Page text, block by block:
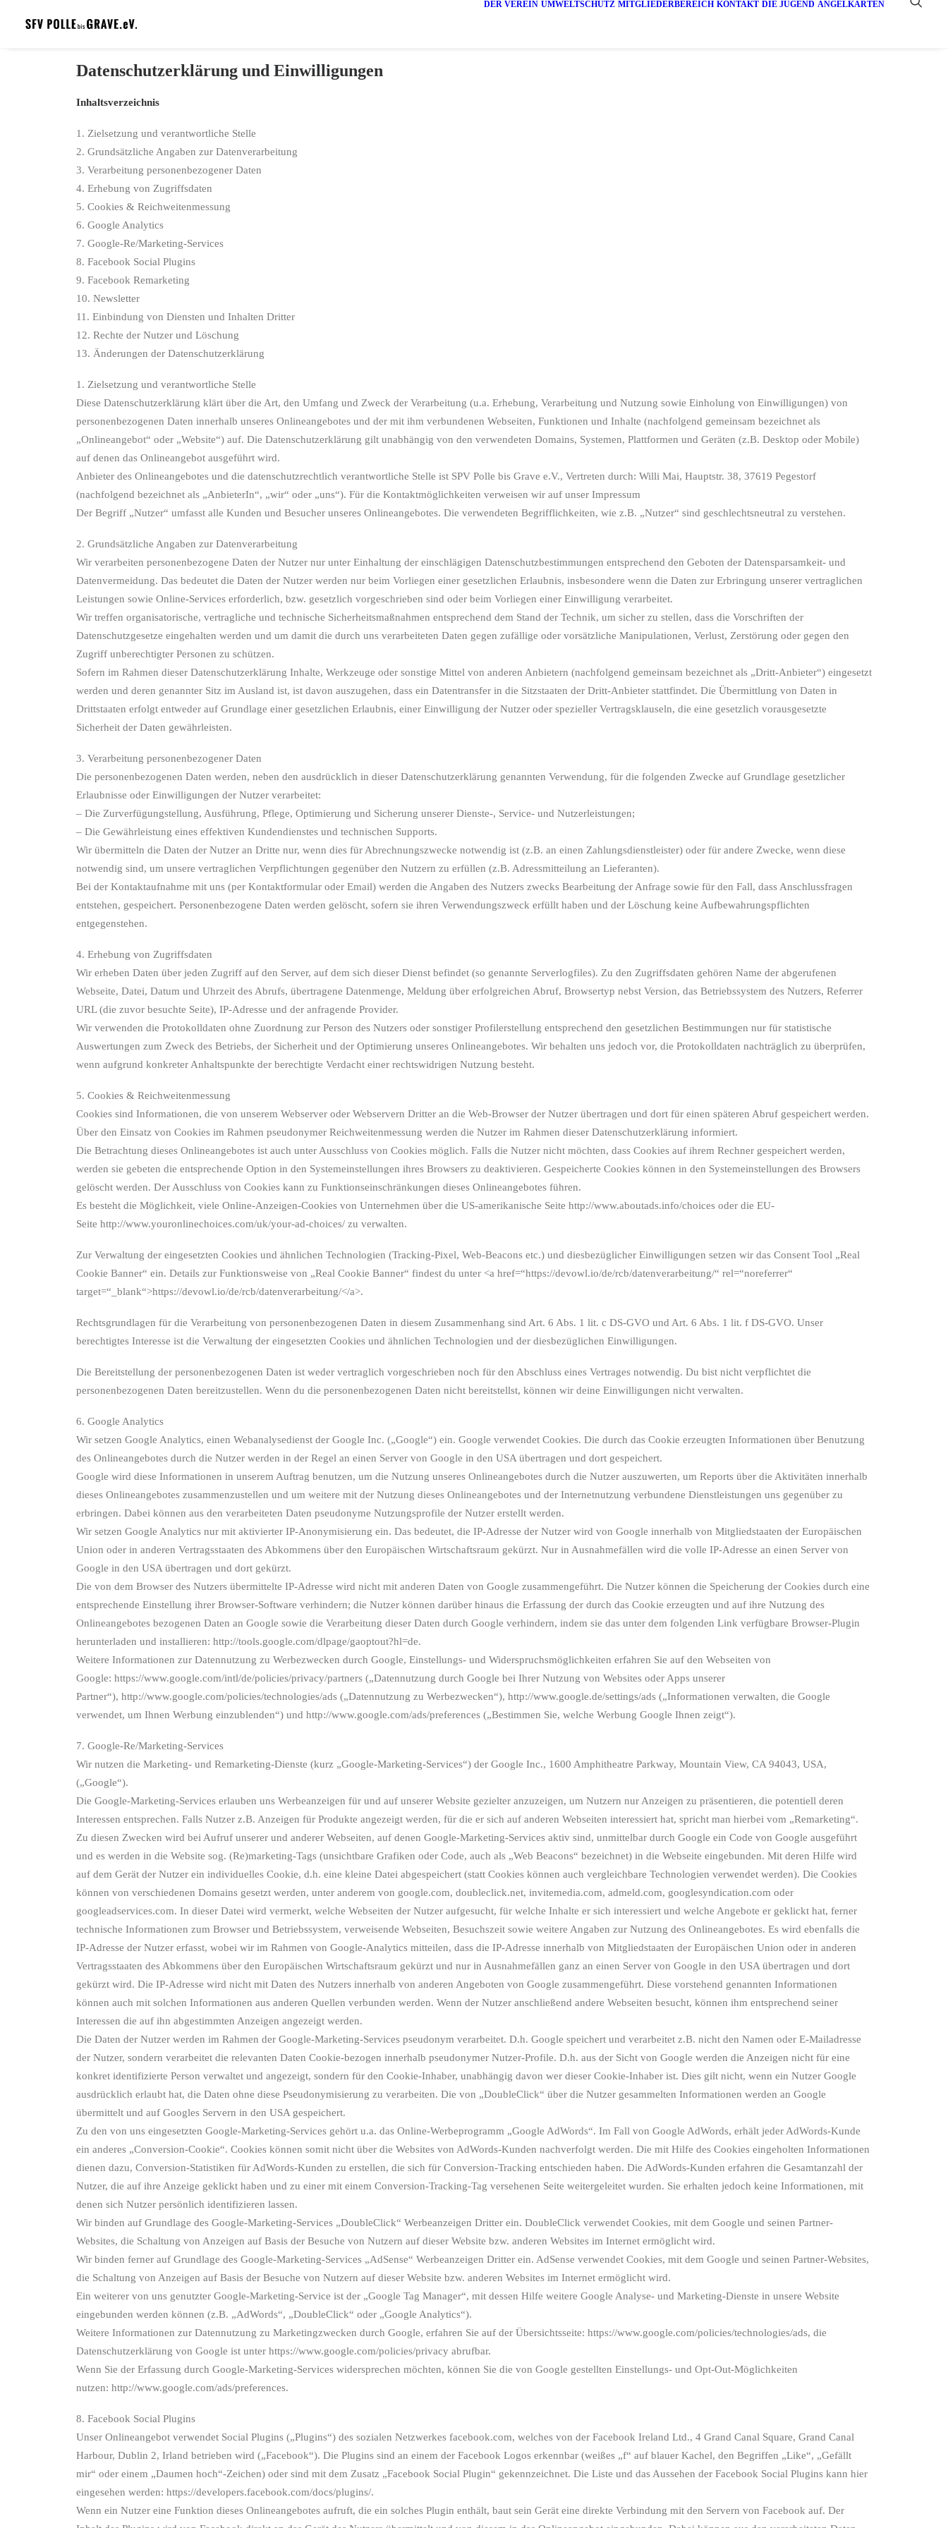
DER VEREIN UMWELTSCHUTZ MITGLIEDERBEREICH KONTAKT DIE JUGEND ANGELKARTEN
Datenschutzerklärung und Einwilligungen
Inhaltsverzeichnis
1. Zielsetzung und verantwortliche Stelle
2. Grundsätzliche Angaben zur Datenverarbeitung
3. Verarbeitung personenbezogener Daten
4. Erhebung von Zugriffsdaten
5. Cookies & Reichweitenmessung
6. Google Analytics
7. Google-Re/Marketing-Services
8. Facebook Social Plugins
9. Facebook Remarketing
10. Newsletter
11. Einbindung von Diensten und Inhalten Dritter
12. Rechte der Nutzer und Löschung
13. Änderungen der Datenschutzerklärung
1. Zielsetzung und verantwortliche Stelle
Diese Datenschutzerklärung klärt über die Art, den Umfang und Zweck der Verarbeitung (u.a. Erhebung, Verarbeitung und Nutzung sowie Einholung von Einwilligungen) von
personenbezogenen Daten innerhalb unseres Onlineangebotes und der mit ihm verbundenen Webseiten, Funktionen und Inhalte (nachfolgend gemeinsam bezeichnet als
„Onlineangebot“ oder „Website“) auf. Die Datenschutzerklärung gilt unabhängig von den verwendeten Domains, Systemen, Plattformen und Geräten (z.B. Desktop oder Mobile)
auf denen das Onlineangebot ausgeführt wird.
Anbieter des Onlineangebotes und die datenschutzrechtlich verantwortliche Stelle ist SPV Polle bis Grave e.V., Vertreten durch: Willi Mai, Hauptstr. 38, 37619 Pegestorf
(nachfolgend bezeichnet als „AnbieterIn“, „wir“ oder „uns“). Für die Kontaktmöglichkeiten verweisen wir auf unser Impressum
Der Begriff „Nutzer“ umfasst alle Kunden und Besucher unseres Onlineangebotes. Die verwendeten Begrifflichkeiten, wie z.B. „Nutzer“ sind geschlechtsneutral zu verstehen.
2. Grundsätzliche Angaben zur Datenverarbeitung
Wir verarbeiten personenbezogene Daten der Nutzer nur unter Einhaltung der einschlägigen Datenschutzbestimmungen entsprechend den Geboten der Datensparsamkeit- und
Datenvermeidung. Das bedeutet die Daten der Nutzer werden nur beim Vorliegen einer gesetzlichen Erlaubnis, insbesondere wenn die Daten zur Erbringung unserer vertraglichen
Leistungen sowie Online-Services erforderlich, bzw. gesetzlich vorgeschrieben sind oder beim Vorliegen einer Einwilligung verarbeitet.
Wir treffen organisatorische, vertragliche und technische Sicherheitsmaßnahmen entsprechend dem Stand der Technik, um sicher zu stellen, dass die Vorschriften der
Datenschutzgesetze eingehalten werden und um damit die durch uns verarbeiteten Daten gegen zufällige oder vorsätzliche Manipulationen, Verlust, Zerstörung oder gegen den
Zugriff unberechtigter Personen zu schützen.
Sofern im Rahmen dieser Datenschutzerklärung Inhalte, Werkzeuge oder sonstige Mittel von anderen Anbietern (nachfolgend gemeinsam bezeichnet als „Dritt-Anbieter“) eingesetzt
werden und deren genannter Sitz im Ausland ist, ist davon auszugehen, dass ein Datentransfer in die Sitzstaaten der Dritt-Anbieter stattfindet. Die Übermittlung von Daten in
Drittstaaten erfolgt entweder auf Grundlage einer gesetzlichen Erlaubnis, einer Einwilligung der Nutzer oder spezieller Vertragsklauseln, die eine gesetzlich vorausgesetzte
Sicherheit der Daten gewährleisten.
3. Verarbeitung personenbezogener Daten
Die personenbezogenen Daten werden, neben den ausdrücklich in dieser Datenschutzerklärung genannten Verwendung, für die folgenden Zwecke auf Grundlage gesetzlicher
Erlaubnisse oder Einwilligungen der Nutzer verarbeitet:
– Die Zurverfügungstellung, Ausführung, Pflege, Optimierung und Sicherung unserer Dienste-, Service- und Nutzerleistungen;
– Die Gewährleistung eines effektiven Kundendienstes und technischen Supports.
Wir übermitteln die Daten der Nutzer an Dritte nur, wenn dies für Abrechnungszwecke notwendig ist (z.B. an einen Zahlungsdienstleister) oder für andere Zwecke, wenn diese
notwendig sind, um unsere vertraglichen Verpflichtungen gegenüber den Nutzern zu erfüllen (z.B. Adressmitteilung an Lieferanten).
Bei der Kontaktaufnahme mit uns (per Kontaktformular oder Email) werden die Angaben des Nutzers zwecks Bearbeitung der Anfrage sowie für den Fall, dass Anschlussfragen
entstehen, gespeichert. Personenbezogene Daten werden gelöscht, sofern sie ihren Verwendungszweck erfüllt haben und der Löschung keine Aufbewahrungspflichten
entgegenstehen.
4. Erhebung von Zugriffsdaten
Wir erheben Daten über jeden Zugriff auf den Server, auf dem sich dieser Dienst befindet (so genannte Serverlogfiles). Zu den Zugriffsdaten gehören Name der abgerufenen
Webseite, Datei, Datum und Uhrzeit des Abrufs, übertragene Datenmenge, Meldung über erfolgreichen Abruf, Browsertyp nebst Version, das Betriebssystem des Nutzers, Referrer
URL (die zuvor besuchte Seite), IP-Adresse und der anfragende Provider.
Wir verwenden die Protokolldaten ohne Zuordnung zur Person des Nutzers oder sonstiger Profilerstellung entsprechend den gesetzlichen Bestimmungen nur für statistische
Auswertungen zum Zweck des Betriebs, der Sicherheit und der Optimierung unseres Onlineangebotes. Wir behalten uns jedoch vor, die Protokolldaten nachträglich zu überprüfen,
wenn aufgrund konkreter Anhaltspunkte der berechtigte Verdacht einer rechtswidrigen Nutzung besteht.
5. Cookies & Reichweitenmessung
Cookies sind Informationen, die von unserem Webserver oder Webservern Dritter an die Web-Browser der Nutzer übertragen und dort für einen späteren Abruf gespeichert werden.
Über den Einsatz von Cookies im Rahmen pseudonymer Reichweitenmessung werden die Nutzer im Rahmen dieser Datenschutzerklärung informiert.
Die Betrachtung dieses Onlineangebotes ist auch unter Ausschluss von Cookies möglich. Falls die Nutzer nicht möchten, dass Cookies auf ihrem Rechner gespeichert werden,
werden sie gebeten die entsprechende Option in den Systemeinstellungen ihres Browsers zu deaktivieren. Gespeicherte Cookies können in den Systemeinstellungen des Browsers
gelöscht werden. Der Ausschluss von Cookies kann zu Funktionseinschränkungen dieses Onlineangebotes führen.
Es besteht die Möglichkeit, viele Online-Anzeigen-Cookies von Unternehmen über die US-amerikanische Seite http://www.aboutads.info/choices oder die EU-
Seite http://www.youronlinechoices.com/uk/your-ad-choices/ zu verwalten.
Zur Verwaltung der eingesetzten Cookies und ähnlichen Technologien (Tracking-Pixel, Web-Beacons etc.) und diesbezüglicher Einwilligungen setzen wir das Consent Tool „Real
Cookie Banner“ ein. Details zur Funktionsweise von „Real Cookie Banner“ findest du unter <a href=“https://devowl.io/de/rcb/datenverarbeitung/“ rel=“noreferrer“
target=“_blank“>https://devowl.io/de/rcb/datenverarbeitung/</a>.
Rechtsgrundlagen für die Verarbeitung von personenbezogenen Daten in diesem Zusammenhang sind Art. 6 Abs. 1 lit. c DS-GVO und Art. 6 Abs. 1 lit. f DS-GVO. Unser
berechtigtes Interesse ist die Verwaltung der eingesetzten Cookies und ähnlichen Technologien und der diesbezüglichen Einwilligungen.
Die Bereitstellung der personenbezogenen Daten ist weder vertraglich vorgeschrieben noch für den Abschluss eines Vertrages notwendig. Du bist nicht verpflichtet die
personenbezogenen Daten bereitzustellen. Wenn du die personenbezogenen Daten nicht bereitstellst, können wir deine Einwilligungen nicht verwalten.
6. Google Analytics
Wir setzen Google Analytics, einen Webanalysedienst der Google Inc. („Google“) ein. Google verwendet Cookies. Die durch das Cookie erzeugten Informationen über Benutzung
des Onlineangebotes durch die Nutzer werden in der Regel an einen Server von Google in den USA übertragen und dort gespeichert.
Google wird diese Informationen in unserem Auftrag benutzen, um die Nutzung unseres Onlineangebotes durch die Nutzer auszuwerten, um Reports über die Aktivitäten innerhalb
dieses Onlineangebotes zusammenzustellen und um weitere mit der Nutzung dieses Onlineangebotes und der Internetnutzung verbundene Dienstleistungen uns gegenüber zu
erbringen. Dabei können aus den verarbeiteten Daten pseudonyme Nutzungsprofile der Nutzer erstellt werden.
Wir setzen Google Analytics nur mit aktivierter IP-Anonymisierung ein. Das bedeutet, die IP-Adresse der Nutzer wird von Google innerhalb von Mitgliedstaaten der Europäischen
Union oder in anderen Vertragsstaaten des Abkommens über den Europäischen Wirtschaftsraum gekürzt. Nur in Ausnahmefällen wird die volle IP-Adresse an einen Server von
Google in den USA übertragen und dort gekürzt.
Die von dem Browser des Nutzers übermittelte IP-Adresse wird nicht mit anderen Daten von Google zusammengeführt. Die Nutzer können die Speicherung der Cookies durch eine
entsprechende Einstellung ihrer Browser-Software verhindern; die Nutzer können darüber hinaus die Erfassung der durch das Cookie erzeugten und auf ihre Nutzung des
Onlineangebotes bezogenen Daten an Google sowie die Verarbeitung dieser Daten durch Google verhindern, indem sie das unter dem folgenden Link verfügbare Browser-Plugin
herunterladen und installieren: http://tools.google.com/dlpage/gaoptout?hl=de.
Weitere Informationen zur Datennutzung zu Werbezwecken durch Google, Einstellungs- und Widerspruchsmöglichkeiten erfahren Sie auf den Webseiten von
Google: https://www.google.com/intl/de/policies/privacy/partners („Datennutzung durch Google bei Ihrer Nutzung von Websites oder Apps unserer
Partner“), http://www.google.com/policies/technologies/ads („Datennutzung zu Werbezwecken“), http://www.google.de/settings/ads („Informationen verwalten, die Google
verwendet, um Ihnen Werbung einzublenden“) und http://www.google.com/ads/preferences („Bestimmen Sie, welche Werbung Google Ihnen zeigt“).
7. Google-Re/Marketing-Services
Wir nutzen die Marketing- und Remarketing-Dienste (kurz „Google-Marketing-Services“) der Google Inc., 1600 Amphitheatre Parkway, Mountain View, CA 94043, USA,
(„Google“).
Die Google-Marketing-Services erlauben uns Werbeanzeigen für und auf unserer Website gezielter anzuzeigen, um Nutzern nur Anzeigen zu präsentieren, die potentiell deren
Interessen entsprechen. Falls Nutzer z.B. Anzeigen für Produkte angezeigt werden, für die er sich auf anderen Webseiten interessiert hat, spricht man hierbei vom „Remarketing“.
Zu diesen Zwecken wird bei Aufruf unserer und anderer Webseiten, auf denen Google-Marketing-Services aktiv sind, unmittelbar durch Google ein Code von Google ausgeführt
und es werden in die Website sog. (Re)marketing-Tags (unsichtbare Grafiken oder Code, auch als „Web Beacons“ bezeichnet) in die Webseite eingebunden. Mit deren Hilfe wird
auf dem Gerät der Nutzer ein individuelles Cookie, d.h. eine kleine Datei abgespeichert (statt Cookies können auch vergleichbare Technologien verwendet werden). Die Cookies
können von verschiedenen Domains gesetzt werden, unter anderem von google.com, doubleclick.net, invitemedia.com, admeld.com, googlesyndication.com oder
googleadservices.com. In dieser Datei wird vermerkt, welche Webseiten der Nutzer aufgesucht, für welche Inhalte er sich interessiert und welche Angebote er geklickt hat, ferner
technische Informationen zum Browser und Betriebssystem, verweisende Webseiten, Besuchszeit sowie weitere Angaben zur Nutzung des Onlineangebotes. Es wird ebenfalls die
IP-Adresse der Nutzer erfasst, wobei wir im Rahmen von Google-Analytics mitteilen, dass die IP-Adresse innerhalb von Mitgliedstaaten der Europäischen Union oder in anderen
Vertragsstaaten des Abkommens über den Europäischen Wirtschaftsraum gekürzt und nur in Ausnahmefällen ganz an einen Server von Google in den USA übertragen und dort
gekürzt wird. Die IP-Adresse wird nicht mit Daten des Nutzers innerhalb von anderen Angeboten von Google zusammengeführt. Diese vorstehend genannten Informationen
können auch mit solchen Informationen aus anderen Quellen verbunden werden. Wenn der Nutzer anschließend andere Webseiten besucht, können ihm entsprechend seiner
Interessen die auf ihn abgestimmten Anzeigen angezeigt werden.
Die Daten der Nutzer werden im Rahmen der Google-Marketing-Services pseudonym verarbeitet. D.h. Google speichert und verarbeitet z.B. nicht den Namen oder E-Mailadresse
der Nutzer, sondern verarbeitet die relevanten Daten Cookie-bezogen innerhalb pseudonymer Nutzer-Profile. D.h. aus der Sicht von Google werden die Anzeigen nicht für eine
konkret identifizierte Person verwaltet und angezeigt, sondern für den Cookie-Inhaber, unabhängig davon wer dieser Cookie-Inhaber ist. Dies gilt nicht, wenn ein Nutzer Google
ausdrücklich erlaubt hat, die Daten ohne diese Pseudonymisierung zu verarbeiten. Die von „DoubleClick“ über die Nutzer gesammelten Informationen werden an Google
übermittelt und auf Googles Servern in den USA gespeichert.
Zu den von uns eingesetzten Google-Marketing-Services gehört u.a. das Online-Werbeprogramm „Google AdWords“. Im Fall von Google AdWords, erhält jeder AdWords-Kunde
ein anderes „Conversion-Cookie“. Cookies können somit nicht über die Websites von AdWords-Kunden nachverfolgt werden. Die mit Hilfe des Cookies eingeholten Informationen
dienen dazu, Conversion-Statistiken für AdWords-Kunden zu erstellen, die sich für Conversion-Tracking entschieden haben. Die AdWords-Kunden erfahren die Gesamtanzahl der
Nutzer, die auf ihre Anzeige geklickt haben und zu einer mit einem Conversion-Tracking-Tag versehenen Seite weitergeleitet wurden. Sie erhalten jedoch keine Informationen, mit
denen sich Nutzer persönlich identifizieren lassen.
Wir binden auf Grundlage des Google-Marketing-Services „DoubleClick“ Werbeanzeigen Dritter ein. DoubleClick verwendet Cookies, mit dem Google und seinen Partner-
Websites, die Schaltung von Anzeigen auf Basis der Besuche von Nutzern auf dieser Website bzw. anderen Websites im Internet ermöglicht wird.
Wir binden ferner auf Grundlage des Google-Marketing-Services „AdSense“ Werbeanzeigen Dritter ein. AdSense verwendet Cookies, mit dem Google und seinen Partner-Websites,
die Schaltung von Anzeigen auf Basis der Besuche von Nutzern auf dieser Website bzw. anderen Websites im Internet ermöglicht wird.
Ein weiterer von uns genutzter Google-Marketing-Service ist der „Google Tag Manager“, mit dessen Hilfe weitere Google Analyse- und Marketing-Dienste in unsere Website
eingebunden werden können (z.B. „AdWords“, „DoubleClick“ oder „Google Analytics“).
Weitere Informationen zur Datennutzung zu Marketingzwecken durch Google, erfahren Sie auf der Übersichtsseite: https://www.google.com/policies/technologies/ads, die
Datenschutzerklärung von Google ist unter https://www.google.com/policies/privacy abrufbar.
Wenn Sie der Erfassung durch Google-Marketing-Services widersprechen möchten, können Sie die von Google gestellten Einstellungs- und Opt-Out-Möglichkeiten
nutzen: http://www.google.com/ads/preferences.
8. Facebook Social Plugins
Unser Onlineangebot verwendet Social Plugins („Plugins“) des sozialen Netzwerkes facebook.com, welches von der Facebook Ireland Ltd., 4 Grand Canal Square, Grand Canal
Harbour, Dublin 2, Irland betrieben wird („Facebook“). Die Plugins sind an einem der Facebook Logos erkennbar (weißes „f“ auf blauer Kachel, den Begriffen „Like“, „Gefällt
mir“ oder einem „Daumen hoch“-Zeichen) oder sind mit dem Zusatz „Facebook Social Plugin“ gekennzeichnet. Die Liste und das Aussehen der Facebook Social Plugins kann hier
eingesehen werden: https://developers.facebook.com/docs/plugins/.
Wenn ein Nutzer eine Funktion dieses Onlineangebotes aufruft, die ein solches Plugin enthält, baut sein Gerät eine direkte Verbindung mit den Servern von Facebook auf. Der